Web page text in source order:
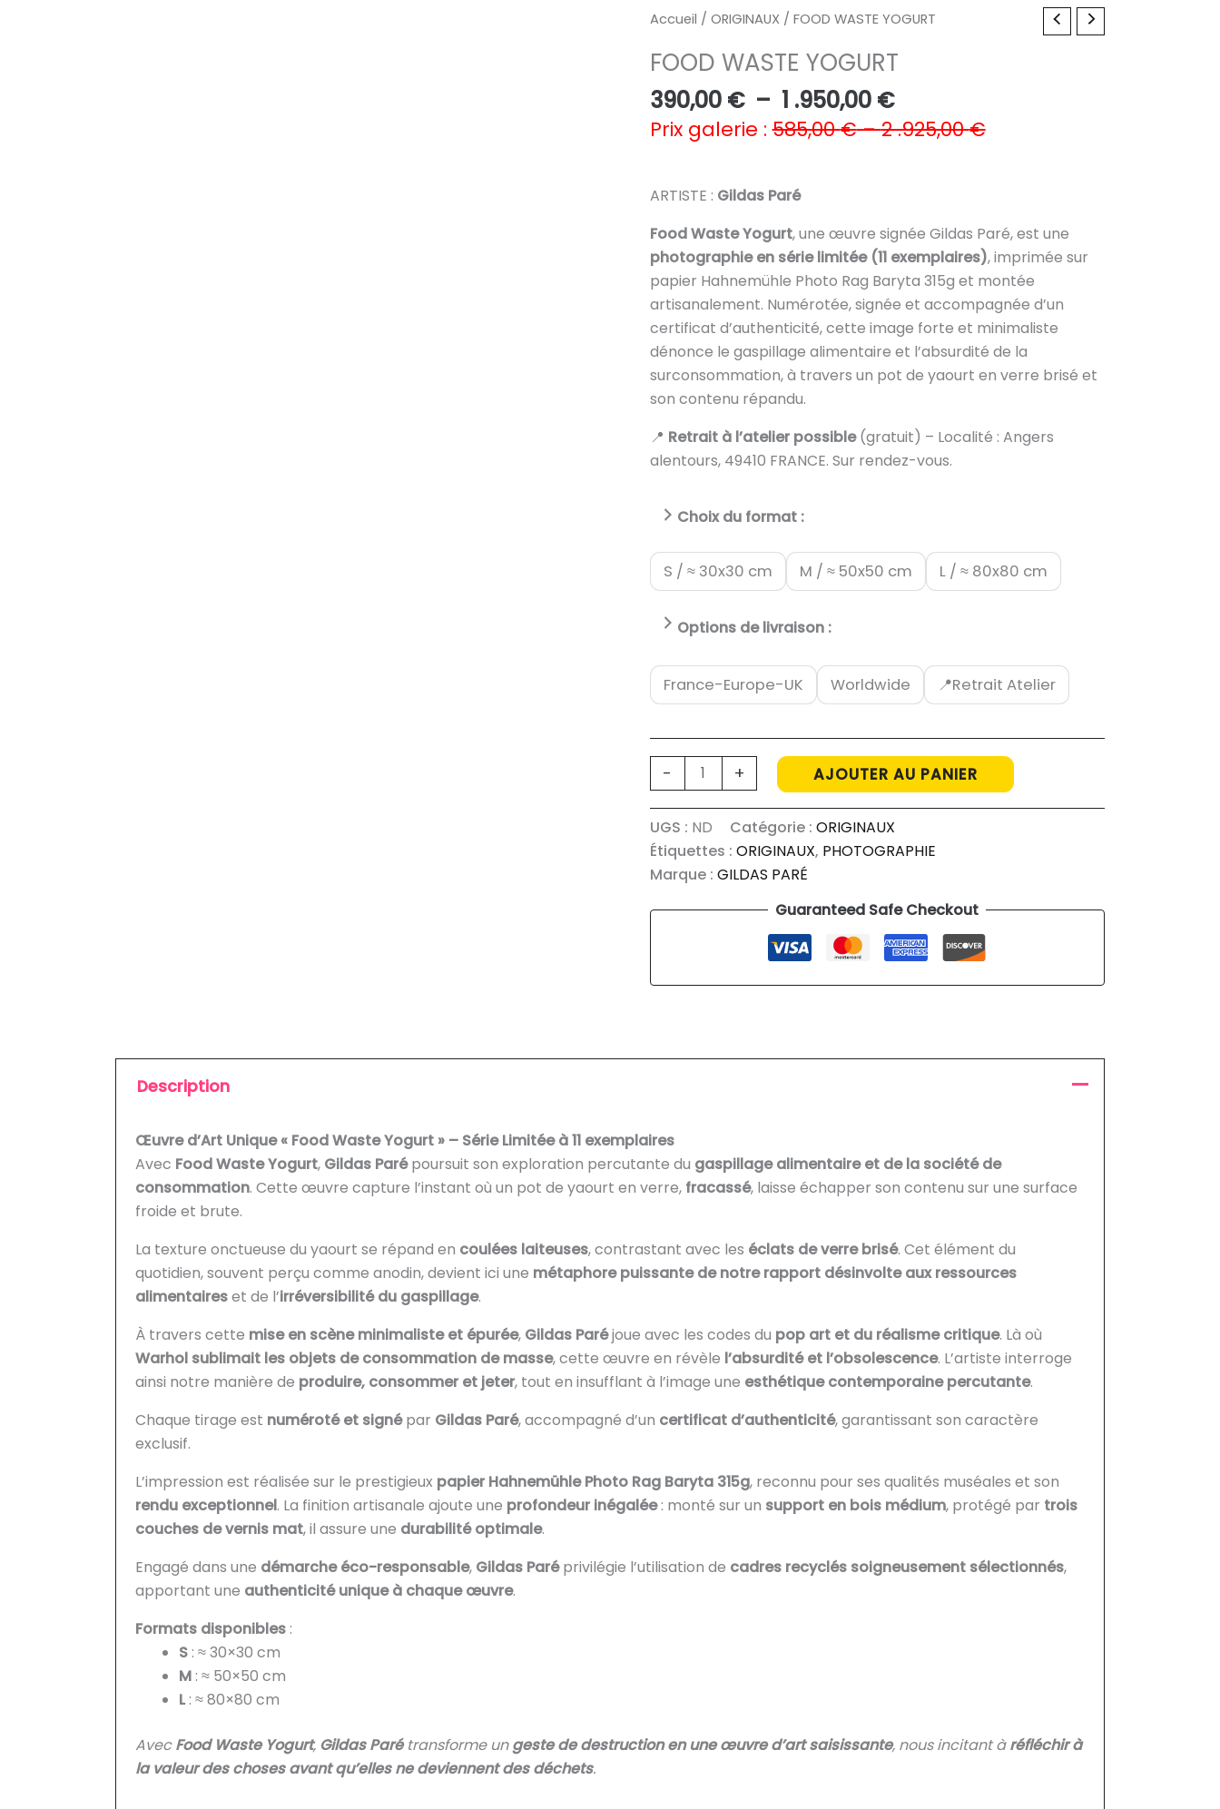
Accueil / ORIGINAUX/ FOOD WASTE YOGURT
FOOD WASTE YOGURT
390,00 € – 1 .950,00 €Plage
de
prix :
.950,00 €
Prix galerie :585,00€–2 .925,00€
ARTISTE : Gildas Paré
Food Waste Yogurt, une œuvre signée Gildas Paré, est une
photographie en série limitée (11 exemplaires), imprimée sur
papier Hahnemühle Photo Rag Baryta 315g et montée
artisanalement. Numérotée, signée et accompagnée d’un
certificat d’authenticité, cette image forte et minimaliste
dénonce le gaspillage alimentaire et l’absurdité de la
surconsommation, à travers un pot de yaourt en verre brisé et
son contenu répandu.
📍 Retrait à l’atelier possible(gratuit) – Localité : Angers
alentours, 49410 FRANCE. Sur rendez-vous.
Choix du format :
S / ≈ 30x30 cm M / ≈ 50x50 cm L / ≈ 80x80 cm
Options de livraison :
France-Europe-UK Worldwide 📍Retrait Atelier
-
quantité
de
FOOD
WASTE
YOGURT
+ AJOUTER AU PANIER
UGS : ND Catégorie : ORIGINAUX
Étiquettes : ORIGINAUX, PHOTOGRAPHIE
Marque : GILDAS PARÉ
Guaranteed Safe Checkout
Description
Œuvre d’Art Unique « Food Waste Yogurt » – Série Limitée à 11 exemplaires
Avec Food Waste Yogurt, Gildas Parépoursuit son exploration percutante du gaspillage alimentaire et de la société de
consommation. Cette œuvre capture l’instant où un pot de yaourt en verre, fracassé, laisse échapper son contenu sur une surface
froide et brute.
La texture onctueuse du yaourt se répand en coulées laiteuses, contrastant avec les éclats de verre brisé. Cet élément du
quotidien, souvent perçu comme anodin, devient ici une métaphore puissante de notre rapport désinvolte aux ressources
alimentaireset de l’irréversibilité du gaspillage.
À travers cette mise en scène minimaliste et épurée, Gildas Paréjoue avec les codes du pop art et du réalisme critique. Là où
Warhol sublimait les objets de consommation de masse, cette œuvre en révèle l’absurdité et l’obsolescence. L’artiste interroge
ainsi notre manière de produire, consommer et jeter, tout en insufflant à l’image une esthétique contemporaine percutante.
Chaque tirage est numéroté et signépar Gildas Paré, accompagné d’un certificat d’authenticité, garantissant son caractère
exclusif.
L’impression est réalisée sur le prestigieux papier Hahnemühle Photo Rag Baryta 315g, reconnu pour ses qualités muséales et son
rendu exceptionnel. La finition artisanale ajoute une profondeur inégalée: monté sur un support en bois médium, protégé par trois
couches de vernis mat, il assure une durabilité optimale.
Engagé dans une démarche éco-responsable, Gildas Paréprivilégie l’utilisation de cadres recyclés soigneusement sélectionnés,
apportant une authenticité unique à chaque œuvre.
Formats disponibles:
S: ≈ 30×30 cm
M: ≈ 50×50 cm
L: ≈ 80×80 cm
AvecFood Waste Yogurt, Gildas Parétransforme ungeste de destruction en une œuvre d’art saisissante, nous incitant àréfléchir à
la valeur des choses avant qu’elles ne deviennent des déchets.